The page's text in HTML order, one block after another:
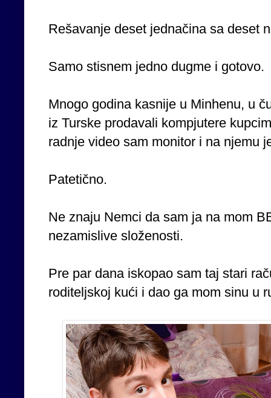
Rešavanje deset jednačina sa deset
Samo stisnem jedno dugme i gotovo.
Mnogo godina kasnije u Minhenu, u
iz Turske prodavali kompjutere
radnje video sam monitor i na njemu
Patetično.
Ne znaju Nemci da sam ja na mom
nezamislive složenosti.
Pre par dana iskopao sam taj stari
roditeljskoj kući i dao ga mom sinu u